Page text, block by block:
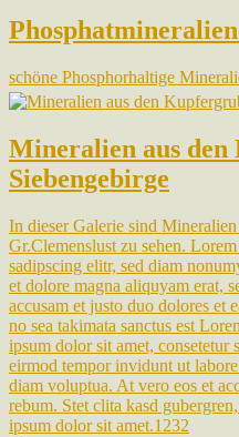
schöne Phosphorhaltige
Mineralien aus
Siebengebirge
In dieser Galerie sind
Gr.Clemenslust zu sehen.
sadipscing elitr, sed diam
et dolore magna aliquyam erat,
accusam et justo duo dolores et
no sea takimata sanctus est
ipsum dolor sit amet, consetetur
eirmod tempor invidunt ut
diam voluptua. At vero eos et
rebum. Stet clita kasd
ipsum dolor sit amet.1232